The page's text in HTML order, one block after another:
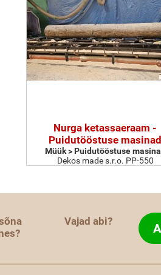
Nurga ketassaeraam -
Puidutööstuse masinad
Müük > Puidutööstuse
Dekos made s.r.o. PP-550
Vajad abi?